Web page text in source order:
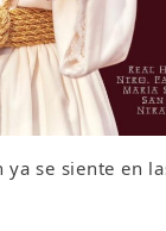
se siente en